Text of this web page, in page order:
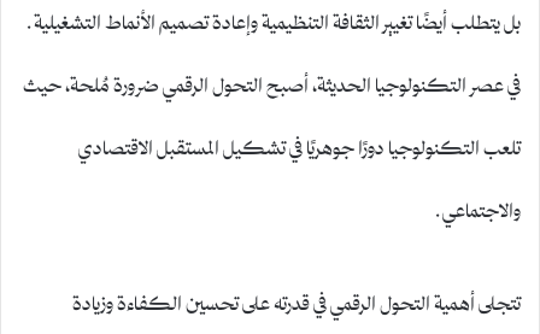
بل يتطلب أيضًا تغيير الثقافة التنظيمية وإعادة تصميم الأنماط التشغيلية.
في عصر التكنولوجيا الحديثة، أصبح التحول الرقمي ضرورة مُلحة، حيث
تلعب التكنولوجيا دورًا جوهريًا في تشكيل المستقبل الاقتصادي
والاجتماعي.
تتجلى أهمية التحول الرقمي في قدرته على تحسين الكفاءة وزيادة